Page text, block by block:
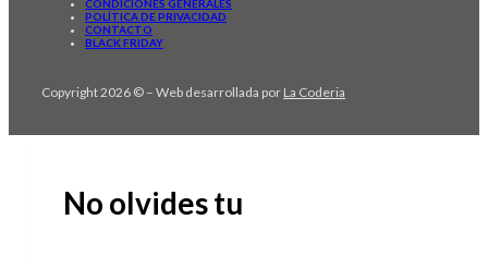
CONDICIONES GENERALES
POLÍTICA DE PRIVACIDAD
CONTACTO
BLACK FRIDAY
Copyright 2026 © – Web desarrollada por La Coderia
No olvides tu